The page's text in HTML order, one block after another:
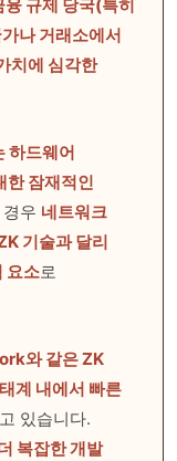
규제 당국(특히
나 거래소에서
치에 심각한
하드웨어
한 잠재적인
경우 네트워크
기술과 달리
요소로
와 같은 ZK
계 내에서 빠른
있습니다.
복잡한 개발